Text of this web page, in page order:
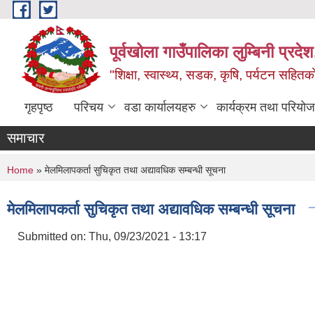
Skip to main content
पूर्वखोला गाउँपालिका लुम्बिनी
"शिक्षा, स्वास्थ्य, सडक, कृषि, पर्यटन
गृहपृष्ठ परिचय वडा कार्यालयहरु कार्यक्रम तथा
समाचार
You are here
Home » मेलमिलापकर्ता सुचिकृत तथा अद्यावधिक सम्बन्धी सूचना
मेलमिलापकर्ता सुचिकृत तथा अद्यावधिक सम्बन्धी सूचना
Submitted on: Thu, 09/23/2021 - 13:17